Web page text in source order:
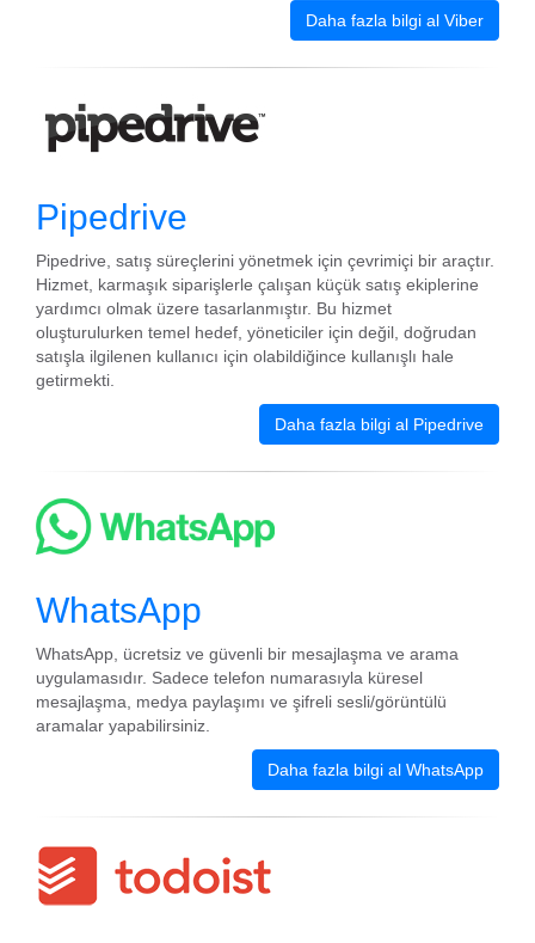
Daha fazla bilgi al Viber
Pipedrive
Pipedrive, satış süreçlerini yönetmek için çevrimiçi bir araçtır.
Hizmet, karmaşık siparişlerle çalışan küçük satış ekiplerine
yardımcı olmak üzere tasarlanmıştır. Bu hizmet
oluşturulurken temel hedef, yöneticiler için değil, doğrudan
satışla ilgilenen kullanıcı için olabildiğince kullanışlı hale
getirmekti.
Daha fazla bilgi al Pipedrive
WhatsApp
WhatsApp, ücretsiz ve güvenli bir mesajlaşma ve arama
uygulamasıdır. Sadece telefon numarasıyla küresel
mesajlaşma, medya paylaşımı ve şifreli sesli/görüntülü
aramalar yapabilirsiniz.
Daha fazla bilgi al WhatsApp